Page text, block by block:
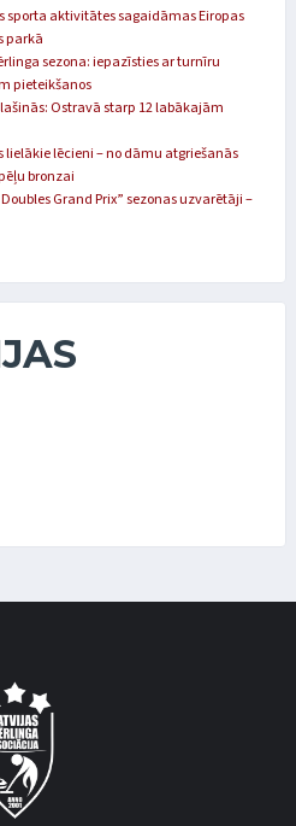
sporta aktivitātes sagaidāmas Eiropas
parkā
sezona: iepazīsties ar turnīru
pieteikšanos
Ostravā starp 12 labākajām
lielākie lēcieni – no dāmu atgriešanās
bronzai
Grand Prix” sezonas uzvarētāji –